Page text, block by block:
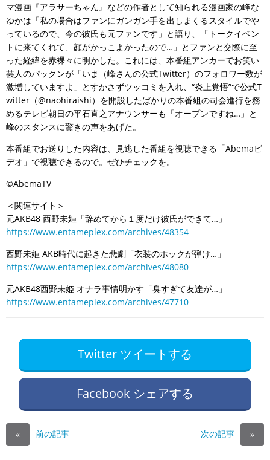
マ漫画『アラサーちゃん』などの作者として知られる漫画家の峰な
ゆかは「私の場合はファンにガンガン手を出しまくるスタイルでや
っているので、今の彼氏も元ファンです」と語り、「トークイベン
トに来てくれて、顔がかっこよかったので…」とファンと交際に至
った経緯を赤裸々に明かした。これには、本番組アンカーでお笑い
芸人のパックンが「いま（峰さんの公式Twitter）のフォロワー数が
激増していますよ」とすかさずツッコミを入れ、“炎上覚悟”で公式T
witter（@naohiraishi）を開設したばかりの本番組の司会進行を務
めるテレビ朝日の平石直之アナウンサーも「オープンですね…」と
峰のスタンスに驚きの声をあげた。
本番組でお送りした内容は、見逃した番組を視聴できる「Abemaビ
デオ」で視聴できるので。ぜひチェックを。
©AbemaTV
＜関連サイト＞
元AKB48 西野未姫「辞めてから１度だけ彼氏ができて…」
https://www.entameplex.com/archives/48354
西野未姫 AKB時代に起きた悲劇「衣装のホックが弾け…」
https://www.entameplex.com/archives/48080
元AKB48西野未姫 オナラ事情明かす「臭すぎて友達が…」
https://www.entameplex.com/archives/47710
Twitter ツイートする
Facebook シェアする
« 前の記事 次の記事 »